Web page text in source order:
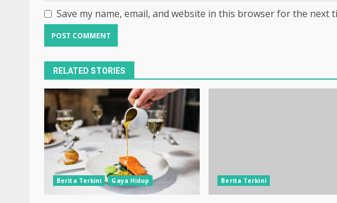
Save my name, email, and website in this browser for the next
RELATED STORIES
Berita Terkini Gaya Hidup Berita Terkini